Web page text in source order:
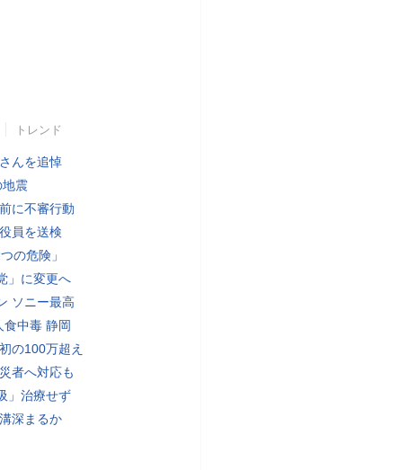
トレンド
んを追悼
地震
に不審行動
員を送検
の危険」
」に変更へ
ソニー最高
食中毒 静岡
の100万超え
者へ対応も
」治療せず
深まるか